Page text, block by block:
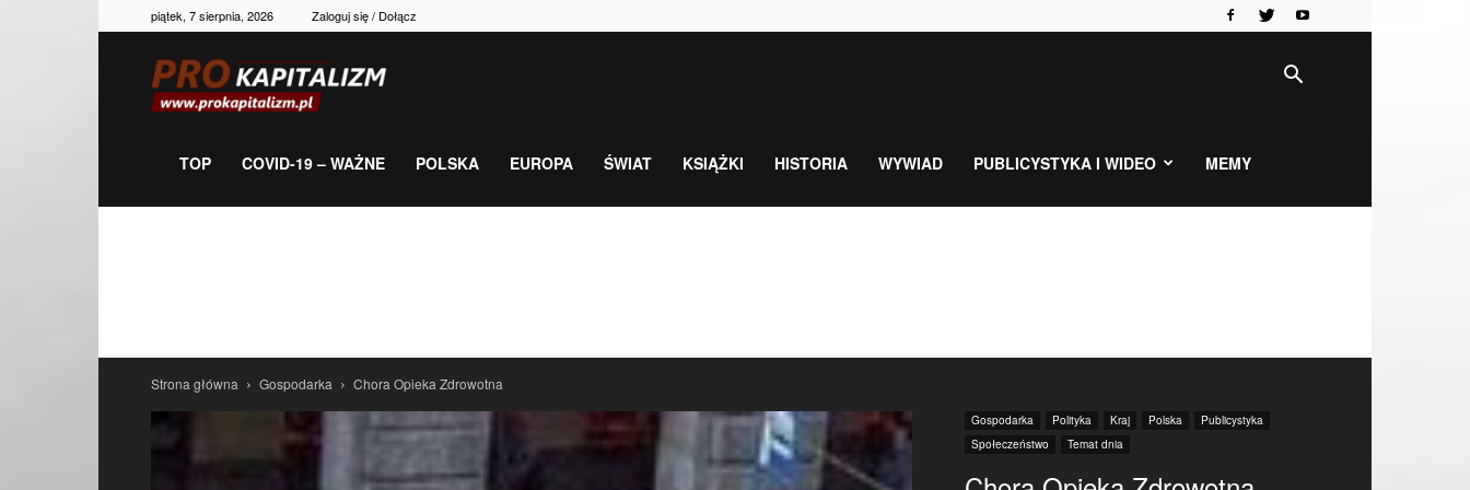
piątek, 7 sierpnia, 2026 Zaloguj się / Dołącz
gospodarka,
newsy
TOP COVID-19 – WAŻNE POLSKA EUROPA ŚWIAT KSIĄŻKI HISTORIA WYWIAD PUBLICYSTYKA I WIDEO MEMY
Strona główna Gospodarka Chora Opieka Zdrowotna
Gospodarka Polityka Kraj Polska
Publicystyka
Społeczeństwo
Temat dnia